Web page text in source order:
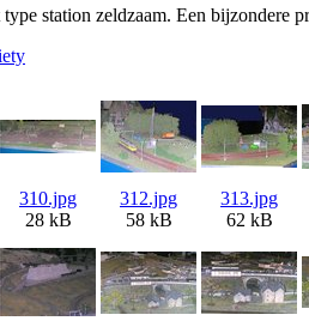
station zeldzaam. Een bijzondere
310.jpg
28 kB
312.jpg
58 kB
313.jpg
62 kB